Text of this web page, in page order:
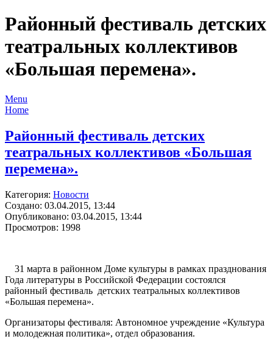
Районный фестиваль детских
театральных коллективов
«Большая перемена».
Menu
Home
Районный фестиваль детских
театральных коллективов «Большая
перемена».
Категория: Новости
Создано: 03.04.2015, 13:44
Опубликовано: 03.04.2015, 13:44
Просмотров: 1998
31 марта в районном Доме культуры в рамках празднования
Года литературы в Российской Федерации состоялся
районный фестиваль детских театральных коллективов
«Большая перемена».
Организаторы фестиваля: Автономное учреждение «Культура
и молодежная политика», отдел образования.